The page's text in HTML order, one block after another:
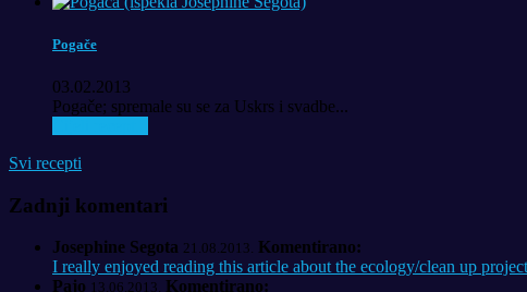
Pogače
03.02.2013
Pogače; spremale su se za Uskrs i svadbe...
Svi recepti
Zadnji komentari
Josephine Segota 21.08.2013. Komentirano:
I really enjoyed reading this article about the ecology/clean up
Pajo 13.06.2013. Komentirano: